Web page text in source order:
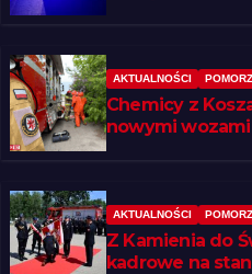
AKTUALNOŚCI
Chemicy z
nowymi wozami
AKTUALNOŚCI
Z Kamienia do
kadrowe na